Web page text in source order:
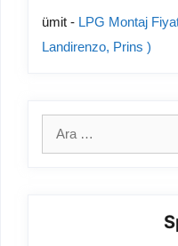
ümit - LPG Montaj
Landirenzo, Prins )
için
ara